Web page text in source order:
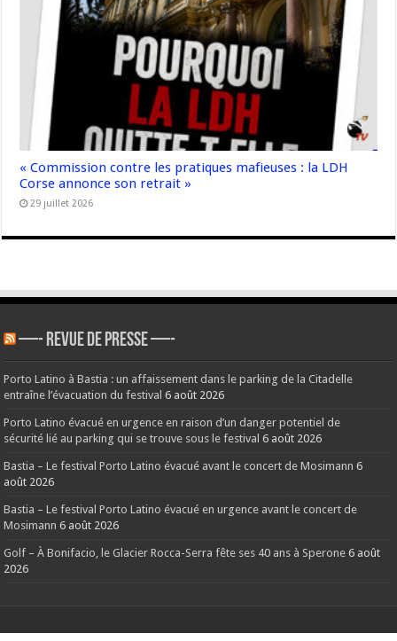
« Commission contre les pratiques mafieuses : la LDH
Corse annonce son retrait »
29 juillet 2026
—- REVUE DE PRESSE —-
Porto Latino à Bastia : un affaissement dans le parking de la Citadelle
entraîne l’évacuation du festival 6 août 2026
Porto Latino évacué en urgence en raison d’un danger potentiel de
sécurité lié au parking qui se trouve sous le festival 6 août 2026
Bastia – Le festival Porto Latino évacué avant le concert de Mosimann 6
août 2026
Bastia – Le festival Porto Latino évacué en urgence avant le concert de
Mosimann 6 août 2026
Golf – À Bonifacio, le Glacier Rocca-Serra fête ses 40 ans à Sperone 6 août
2026